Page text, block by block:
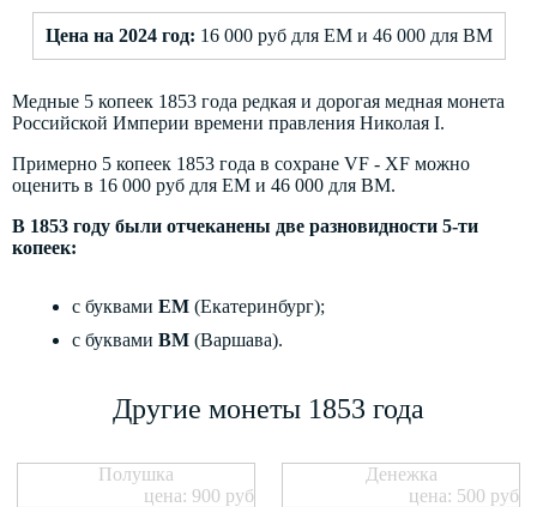
Цена на 2024 год: 16 000 руб для ЕМ и 46 000 для ВМ
Медные 5 копеек 1853 года редкая и дорогая медная монета
Российской Империи времени правления Николая I.
Примерно 5 копеек 1853 года в сохране VF - XF можно
оценить в 16 000 руб для ЕМ и 46 000 для ВМ.
В 1853 году были отчеканены две разновидности 5-ти
копеек:
с буквами ЕМ (Екатеринбург);
с буквами ВМ (Варшава).
Другие монеты 1853 года
Полушка
цена: 900 руб
Денежка
цена: 500 руб